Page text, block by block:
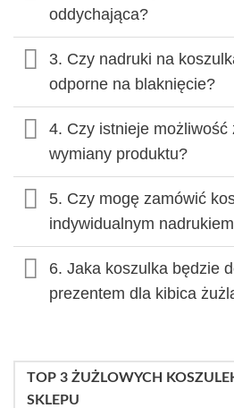
oddychająca?
3. Czy nadruki na
odporne na blaknięcie?
4. Czy istnieje możliwość
wymiany produktu?
5. Czy mogę zamówić
indywidualnym
6. Jaka koszulka będzie
prezentem dla kibica
TOP 3 ŻUŻLOWYCH
SKLEPU